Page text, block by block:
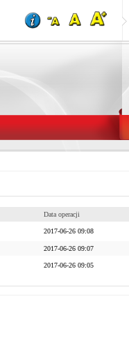
Data operacji
2017-06-26 09:08
2017-06-26 09:07
2017-06-26 09:05